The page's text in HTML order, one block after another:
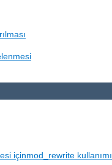
içinmod_rewrite kullanımı